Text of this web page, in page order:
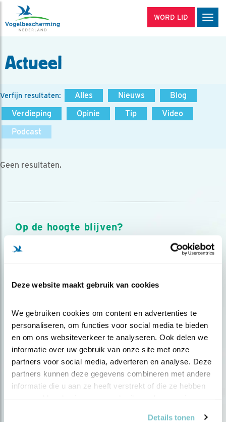
Deze website maakt gebruik van cookies
We gebruiken cookies om content en advertenties te
personaliseren, om functies voor social media te bieden
en om ons websiteverkeer te analyseren. Ook delen we
informatie over uw gebruik van onze site met onze
partners voor social media, adverteren en analyse. Deze
partners kunnen deze gegevens combineren met andere
informatie die u aan ze heeft verstrekt of die ze hebben
Details tonen
WORD LID
Actueel
Verfijn resultaten: Alles Nieuws
Blog
Verdieping
Opinie Tip
Video
Podcast
Geen resultaten.
Op de hoogte blijven?
Meld je aan en ontvang nieuws, inspiratie, acties en tips
over vogels en activiteiten van Vogelbescherming.